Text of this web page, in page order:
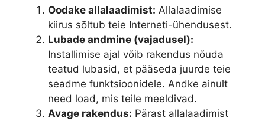
Oodake allalaadimist: Allalaadimise
kiirus sõltub teie Interneti-ühendusest.
Lubade andmine (vajadusel):
Installimise ajal võib rakendus nõuda
teatud lubasid, et pääseda juurde teie
seadme funktsioonidele. Andke ainult
need load, mis teile meeldivad.
Avage rakendus: Pärast allalaadimist